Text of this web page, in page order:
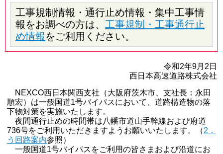
工事規制情報・通行止め情報・集中工事情
報をお調べの方は、 工事規制・工事通行止
め情報をご利用ください。
令和2年9月2日
西日本高速道路株式会社
NEXCO西日本関西支社（大阪府茨木市、支社長：永田
順宏）は一般国道1号バイパスにおいて、道路構造物の落
下物対策を実施いたします。
夜間通行止めの時間帯は八幡市道山手幹線および府道
736号をご利用いただきますようお願いいたします。（2．
う回路案内参照）
一般国道1号バイパスをご利用の皆さまおよび沿道にお